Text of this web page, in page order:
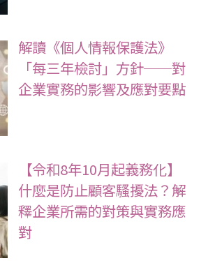
解讀《個人情報保護法》
「每三年檢討」方針──對
企業實務的影響及應對要點
【令和8年10月起義務化】
什麼是防止顧客騷擾法？解
釋企業所需的對策與實務應
對